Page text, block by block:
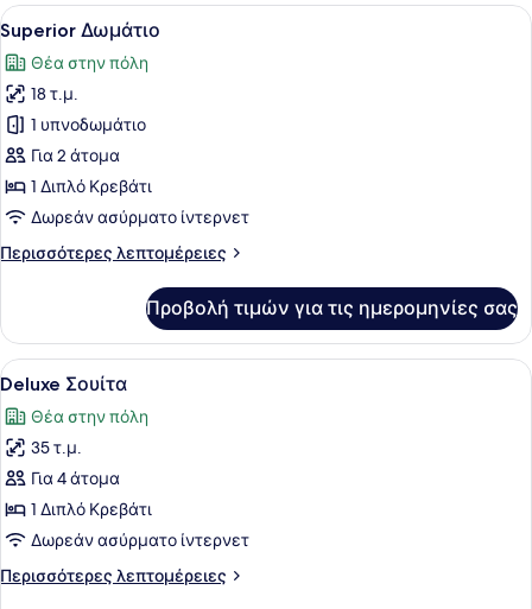
Προβολή
όλων
των
φωτογραφιών
για
Superior
Δωμάτιο
Ένα υπνοδωμάτιο με ένα μεγάλο
5
Superior Δωμάτιο
Θέα στην πόλη
18 τ.μ.
1 υπνοδωμάτιο
Για 2 άτομα
1 Διπλό Κρεβάτι
Δωρεάν ασύρματο ίντερνετ
Περισσότερες λεπτομέρειες
Περισσότερες
Δωμάτιο
Προβολή τιμών για τις ημερομηνίες σας
Προβολή
όλων
των
φωτογραφιών
για
Deluxe
Σουίτα
Ένα υπνοδωμάτιο με ένα μεγάλο
6
Deluxe Σουίτα
Θέα στην πόλη
35 τ.μ.
Για 4 άτομα
1 Διπλό Κρεβάτι
Δωρεάν ασύρματο ίντερνετ
Περισσότερες λεπτομέρειες
Περισσότερες